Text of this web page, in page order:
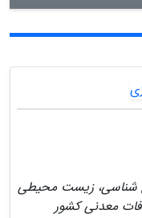
شناسی، زیست محیطی
معدنی کشور